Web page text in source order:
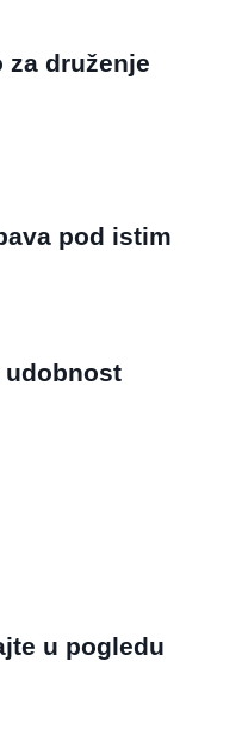
za druženje
pod istim
udobnost
u pogledu